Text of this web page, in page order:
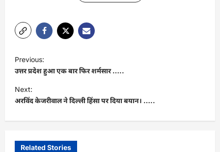
o
s
t
v
Previous:
उत्तर प्रदेश हुआ एक बार फिर शर्मसार …..
Next:
अरविंद केजरीवाल ने दिल्ली हिंसा पर दिया बयान। …..
Related Stories